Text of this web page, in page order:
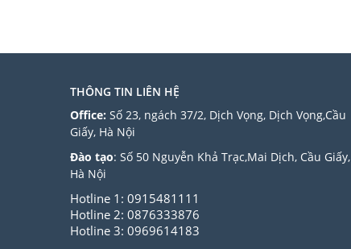
THÔNG TIN LIÊN HỆ
Office: Số 23, ngách 37/2, Dịch Vọng, Dịch Vọng,Cầu
Giấy, Hà Nội
Đào tạo: Số 50 Nguyễn Khả Trạc,Mai Dịch, Cầu Giấy,
Hà Nội
Hotline 1: 0915481111
Hotline 2: 0876333876
Hotline 3: 0969614183